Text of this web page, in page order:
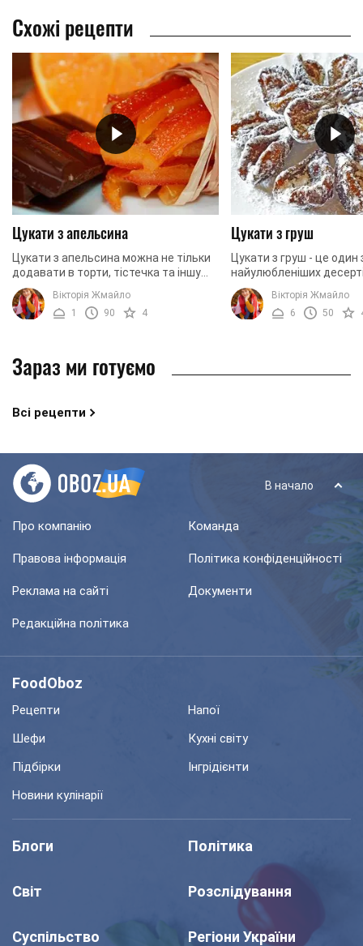
Схожі рецепти
Цукати з апельсина
Цукати з апельсина можна не тільки
додавати в торти, тістечка та іншу
випічку. Це цілком самостійний
десерт. Цукати виходять
ароматними, ніжними, в ...
Вікторія Жмайло
1
90 4
Цукати з груш
Цукати з груш - це один
найулюбленіших
приготування для всіх
незалежно від
фактично, ...
Вікторія Жмайло
6
50
Зараз ми готуємо
Всі рецепти
В начало
Про компанію Команда
Правова інформація Політика конфіденційності
Реклама на сайті Документи
Редакційна політика
FoodOboz
Рецепти
Напої
Шефи
Кухні світу
Підбірки
Інгрідієнти
Новини кулінарії
Блоги Політика
Світ Розслідування
Суспільство Регіони України